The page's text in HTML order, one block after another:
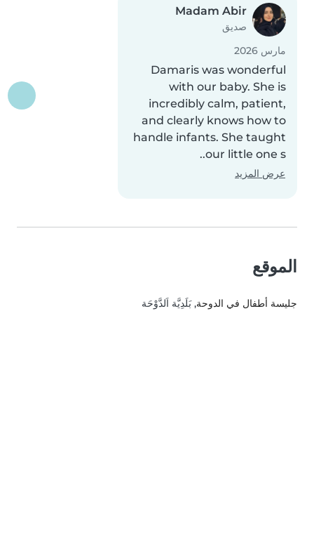
Madam Abir
صديق
مارس 2026
Damaris was wonderful
with our baby. She is
incredibly calm, patient,
and clearly knows how to
handle infants. She taught
our little one s..
عرض المزيد
الموقع
جليسة أطفال في الدوحة, بَلَدِيَّة اَلدَّوْحَة